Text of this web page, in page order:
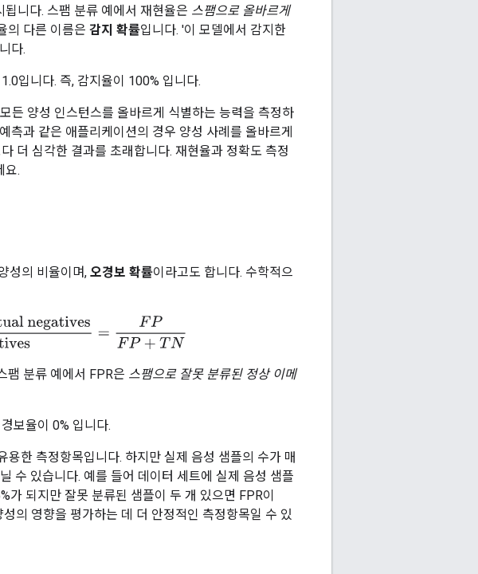
니다. 스팸 분류 예에서 재현율은 스팸으로 올바르게
의 다른 이름은 감지 확률입니다. '이 모델에서 감지한
다.
입니다. 즉, 감지율이 100% 입니다.
든 양성 인스턴스를 올바르게 식별하는 능력을 측정하
측과 같은 애플리케이션의 경우 양성 사례를 올바르게
더 심각한 결과를 초래합니다. 재현율과 정확도 측정
요.
성의 비율이며, 오경보 확률이라고도 합니다. 수학적으
all actual negatives =FPF
팸 분류 예에서 FPR은 스팸으로 잘못 분류된 정상 이메
보율이 0% 입니다.
한 측정항목입니다. 하지만 실제 음성 샘플의 수가 매
수 있습니다. 예를 들어 데이터 세트에 실제 음성 샘플
되지만 잘못 분류된 샘플이 두 개 있으면 FPR이
의 영향을 평가하는 데 더 안정적인 측정항목일 수 있